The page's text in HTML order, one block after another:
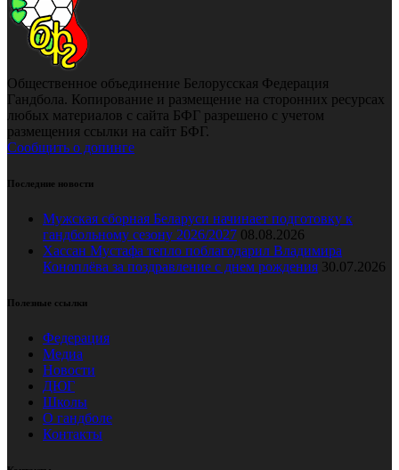
Общественное объединение Белорусская Федерация
Гандбола. Копирование и размещение на сторонних ресурсах
любых материалов с сайта БФГ разрешено с учетом
размещения ссылки на сайт БФГ.
Сообщить о допинге
Последние новости
Мужская сборная Беларуси начинает подготовку к
гандбольному сезону 2026/2027 08.08.2026
Хассан Мустафа тепло поблагодарил Владимира
Коноплёва за поздравление с днем рождения 30.07.2026
Полезные ссылки
Федерация
Медиа
Новости
ДЮГ
Школы
О гандболе
Контакты